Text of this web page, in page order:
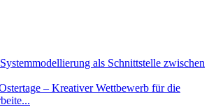
als Schnittstelle zwischen
– Kreativer Wettbewerb für die